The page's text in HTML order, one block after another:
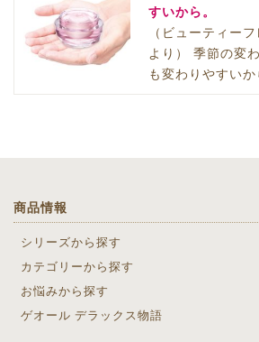
すいから。
（ビューティー
より） 季節の変
も変わりやすいか
商品情報
シリーズから探す
カテゴリーから探す
お悩みから探す
ゲオール デラックス物語